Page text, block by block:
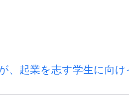
、起業を志す学生に向